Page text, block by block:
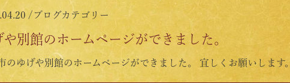
/ ブログカテゴリー
や別館のホームページができました。
のゆげや別館のホームページができました。 宜しくお願いします。